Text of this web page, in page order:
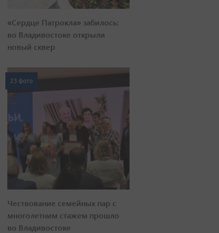
«Сердце Патрокла» забилось:
во Владивостоке открыли
новый сквер
23 фото
Чествование семейных пар с
многолетним стажем прошло
во Владивостоке